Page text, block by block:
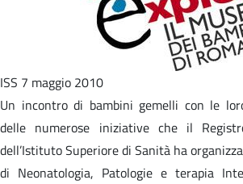
ISS 7 maggio 2010
Un incontro di bambini gemelli con le
delle numerose iniziative che il
dell’Istituto Superiore di Sanità ha
di Neonatologia, Patologie e terapia